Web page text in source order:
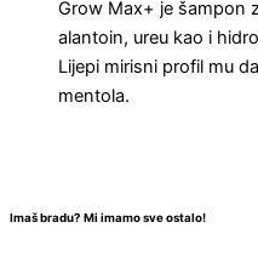
Grow Max+ je šampon
alantoin, ureu kao i
Lijepi mirisni profil mu
mentola.
Imaš bradu? Mi imamo sve ostalo!